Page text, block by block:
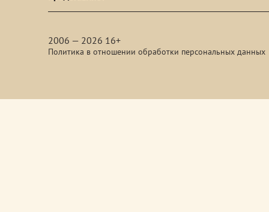
2006 — 2026 16+
Политика в отношении обработки персональных данных